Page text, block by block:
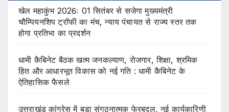
खेल महाकुंभ 2026ः 01 सितंबर से सजेगा मुख्यमंत्री
चौम्पियनशिप ट्रॉफी का मंच, न्याय पंचायत से राज्य स्तर तक
होगा प्रतिभा का प्रदर्शन
धामी कैबिनेट बैठक खत्म जनकल्याण, रोजगार, शिक्षा, श्रमिक
हित और आधारभूत विकास को नई गति : धामी कैबिनेट के
ऐतिहासिक फैसले
उत्तराखंड कांग्रेस में बड़ा संगठनात्मक फेरबदल, नई कार्यकारिणी